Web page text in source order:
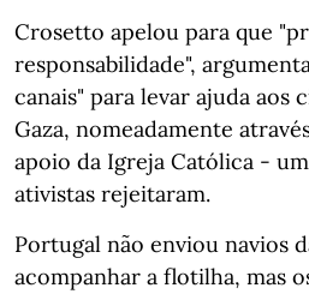
Crosetto apelou para que
responsabilidade",
canais" para levar ajuda aos
Gaza, nomeadamente
apoio da Igreja Católica -
ativistas rejeitaram.
Portugal não enviou navios
acompanhar a flotilha, mas